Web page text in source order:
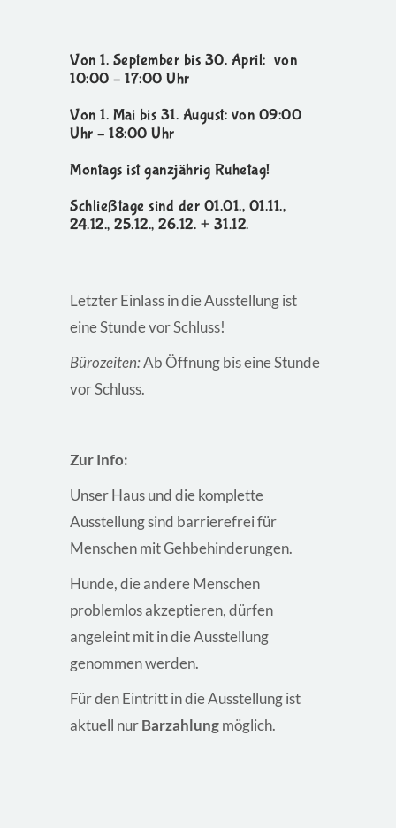
Von 1. September bis 30. April: von
10:00 – 17:00 Uhr
Von 1. Mai bis 31. August: von 09:00
Uhr – 18:00 Uhr
Montags ist ganzjährig Ruhetag!
Schließtage sind der 01.01., 01.11.,
24.12., 25.12., 26.12. + 31.12.
Letzter Einlass in die Ausstellung ist
eine Stunde vor Schluss!
Bürozeiten:Ab Öffnung bis eine Stunde
vor Schluss.
Zur Info:
Unser Haus und die komplette
Ausstellung sind barrierefrei für
Menschen mit Gehbehinderungen.
Hunde, die andere Menschen
problemlos akzeptieren, dürfen
angeleint mit in die Ausstellung
genommen werden.
Für den Eintritt in die Ausstellung ist
aktuell nurBarzahlungmöglich.